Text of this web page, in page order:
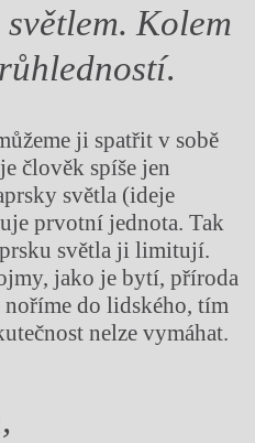
Kolem
.
ji spatřit v sobě
člověk spíše jen
světla (ideje
prvotní jednota. Tak
světla ji limitují.
jako je bytí, příroda
noříme do lidského, tím
nelze vymáhat.